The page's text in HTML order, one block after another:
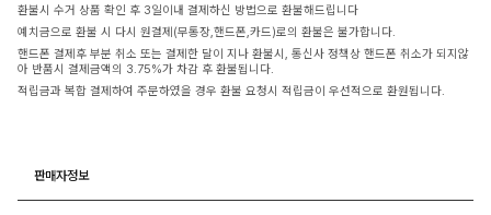
환불시 수거 상품 확인 후 3일이내 결제하신 방법으로 환불해드립니다
예치금으로 환불 시 다시 원결제(무통장,핸드폰,카드)로의 환불은 불가합니다.
핸드폰 결제후 부분 취소 또는 결제한 달이 지나 환불시, 통신사 정책상 핸드폰 취소가 되지않
아 반품시 결제금액의 3.75%가 차감 후 환불됩니다.
적립금과 복합 결제하여 주문하였을 경우 환불 요청시 적립금이 우선적으로 환원됩니다.
판매자정보